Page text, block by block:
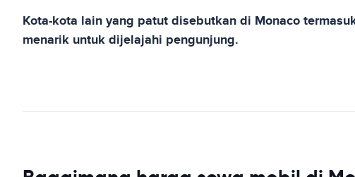
Kota-kota lain yang patut disebutkan di Monaco
menarik untuk dijelajahi pengunjung.